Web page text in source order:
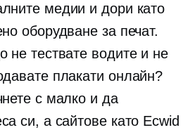
медии и дори като
оборудване за печат.
не тествате водите и не
плакати онлайн?
с малко и да
си, а сайтове като Ecwid